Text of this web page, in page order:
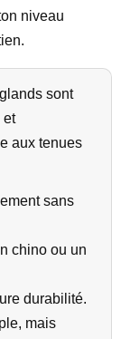
niveau
sont
et
aux tenues
sans
chino ou un
durabilité.
mais